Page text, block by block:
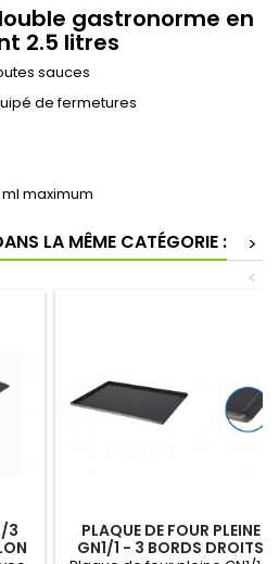
gastronorme en
2.5 litres
sauces
de fermetures
maximum
LA MÊME CATÉGORIE :
>
<
3
PLAQUE DE FOUR PLEINE
GN1/1 - 3 BORDS DROITS